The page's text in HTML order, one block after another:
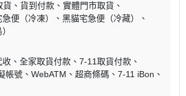
貨 貨到付款
實體門市取貨
便（冷凍）
黑貓宅急便（冷藏）
收 全家取貨付款
7-11取貨付款
帳號 WebATM 超商條碼
7-11 iBon